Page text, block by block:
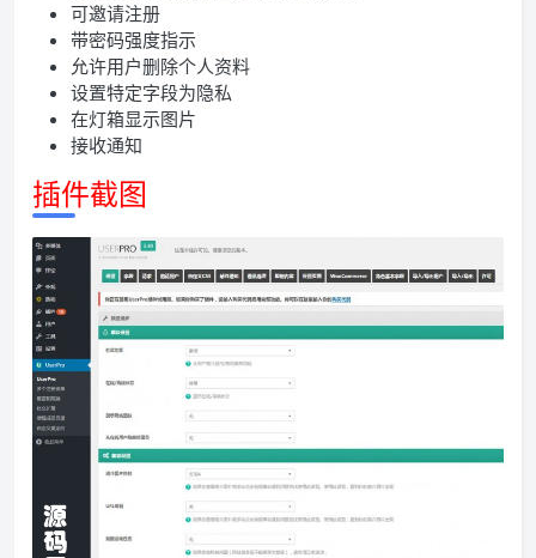
可邀请注册
带密码强度指示
允许用户删除个人资料
设置特定字段为隐私
在灯箱显示图片
接收通知
插件截图